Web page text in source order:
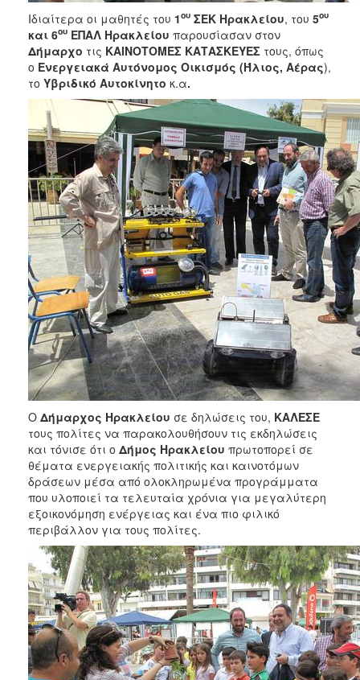
Ιδιαίτερα οι μαθητές του 1ου ΣΕΚ Ηρακλείου, του 5ου
και 6ου ΕΠΑΛ Ηρακλείου παρουσίασαν στον
Δήμαρχο τις ΚΑΙΝΟΤΟΜΕΣ ΚΑΤΑΣΚΕΥΕΣ τους, όπως
ο Ενεργειακά Αυτόνομος Οικισμός (Ήλιος, Αέρας),
το Υβριδικό Αυτοκίνητο κ.α.
Ο Δήμαρχος Ηρακλείου σε δηλώσεις του, ΚΑΛΕΣΕ
τους πολίτες να παρακολουθήσουν τις εκδηλώσεις
και τόνισε ότι ο Δήμος Ηρακλείου πρωτοπορεί σε
θέματα ενεργειακής πολιτικής και καινοτόμων
δράσεων μέσα από ολοκληρωμένα προγράμματα
που υλοποιεί τα τελευταία χρόνια για μεγαλύτερη
εξοικονόμηση ενέργειας και ένα πιο φιλικό
περιβάλλον για τους πολίτες.